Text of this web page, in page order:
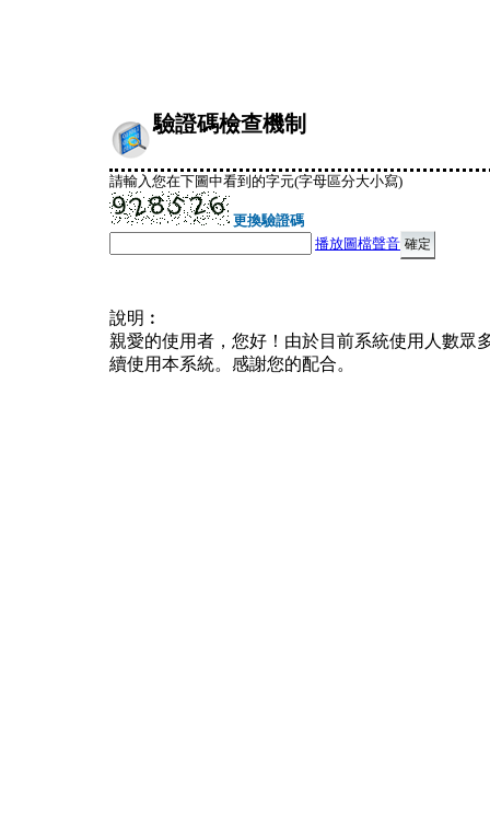
驗證碼檢查機制
請輸入您在下圖中看到的字元(字母區分大小寫)
更換驗證碼
播放圖檔聲音
說明︰
親愛的使用者，您好！由於目前系統使用人數眾
續使用本系統。感謝您的配合。